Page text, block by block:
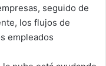
seguido de
los flujos de
empleados